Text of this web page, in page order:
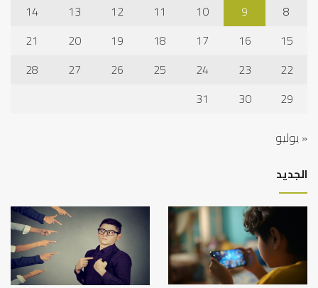
8
9
10
11
12
13
14
15
16
17
18
19
20
21
22
23
24
25
26
27
28
29
30
31
« يوليو
الجديد